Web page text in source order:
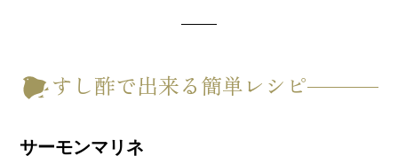
すし酢で出来る簡単レシピ
サーモンマリネ